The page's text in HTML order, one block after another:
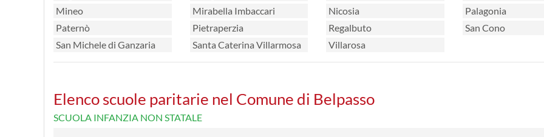
Mineo
Mirabella Imbaccari Nicosia
Palagonia
Paternò
Pietraperzia Regalbuto
San Cono
San Michele di Ganzaria
Santa Caterina Villarmosa Villarosa
Elenco scuole paritarie nel Comune di Belpasso
SCUOLA INFANZIA NON STATALE